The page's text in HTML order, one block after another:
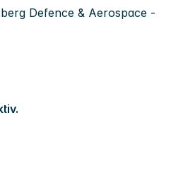
Defence & Aerospace -